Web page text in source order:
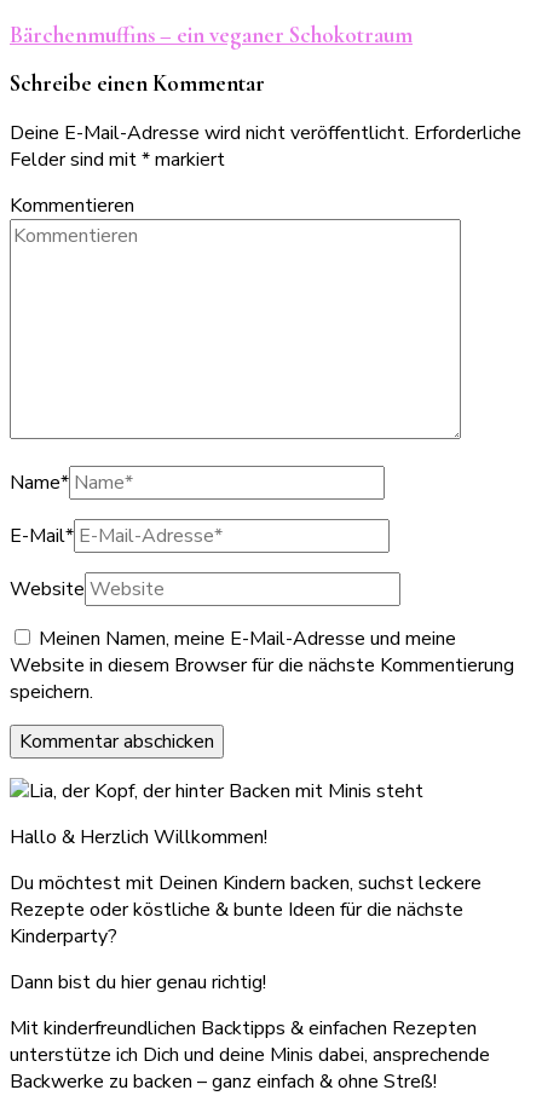
Bärchenmuffins – ein veganer Schokotraum
Schreibe einen Kommentar
Deine E-Mail-Adresse wird nicht veröffentlicht. Erforderliche
Felder sind mit*markiert
Kommentieren
Name*
E-Mail*
Website
Meinen Namen, meine E-Mail-Adresse und meine
Website in diesem Browser für die nächste Kommentierung
speichern.
Hallo & Herzlich Willkommen!
Du möchtest mit Deinen Kindern backen, suchst leckere
Rezepte oder köstliche & bunte Ideen für die nächste
Kinderparty?
Dann bist du hier genau richtig!
Mit kinderfreundlichen Backtipps & einfachen Rezepten
unterstütze ich Dich und deine Minis dabei, ansprechende
Backwerke zu backen – ganz einfach & ohne Streß!